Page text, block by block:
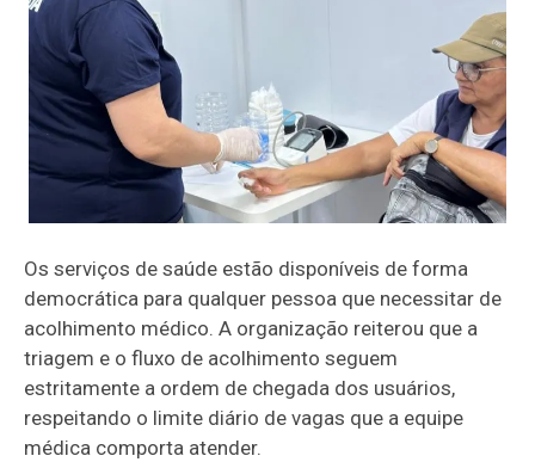
Os serviços de saúde estão disponíveis de forma
democrática para qualquer pessoa que necessitar de
acolhimento médico. A organização reiterou que a
triagem e o fluxo de acolhimento seguem
estritamente a ordem de chegada dos usuários,
respeitando o limite diário de vagas que a equipe
médica comporta atender.